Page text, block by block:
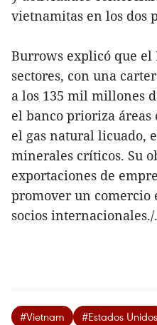
vietnamitas en los dos
Burrows explicó que el
sectores, con una
a los 135 mil millones
el banco prioriza áreas
el gas natural licuado,
minerales críticos. Su
exportaciones de
promover un comercio
socios internacionales./.
#Vietnam #Estados Unidos